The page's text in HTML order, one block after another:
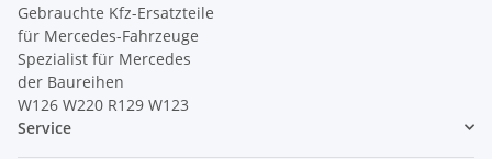
Gebrauchte Kfz-Ersatzteile
für Mercedes-Fahrzeuge
Spezialist für Mercedes
der Baureihen
W126 W220 R129 W123
Service